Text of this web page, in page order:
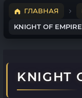
ГЛАВНАЯ
KNIGHT OF
KNIGHT